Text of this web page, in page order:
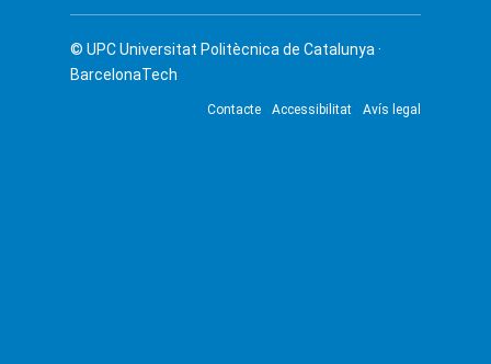
© UPCUniversitat Politècnica de Catalunya ·
BarcelonaTech
Contacte Accessibilitat Avís legal